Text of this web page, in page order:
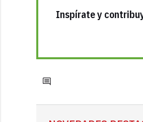
Inspírate y